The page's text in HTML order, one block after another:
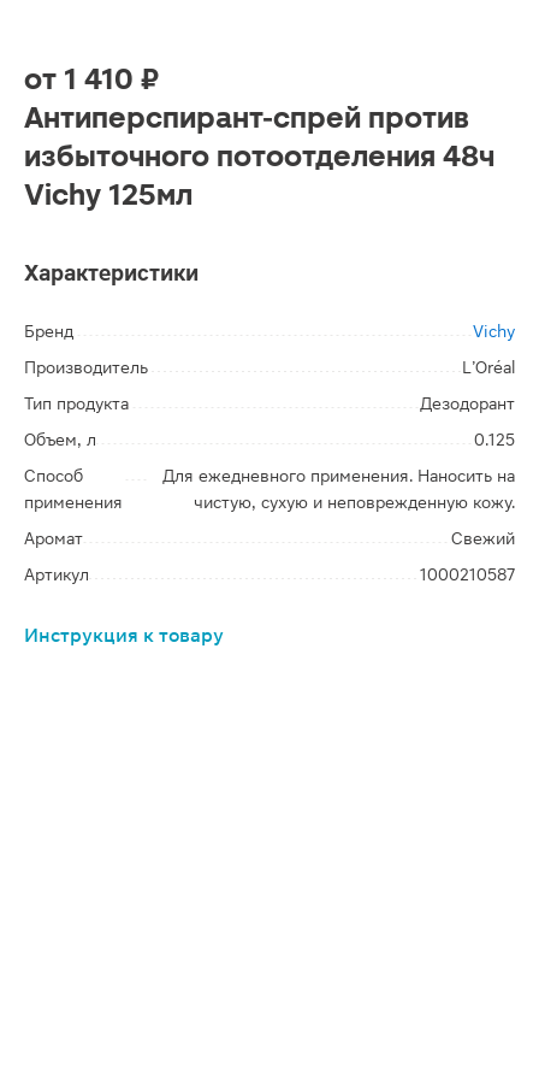
от 1 410 ₽
Антиперспирант-спрей против
избыточного потоотделения 48ч
Vichy 125мл
Характеристики
Бренд
Vichy
Производитель
L’Oréal
Тип продукта
Дезодорант
Объем, л
0.125
Способ
применения
Для ежедневного применения. Наносить на
чистую, сухую и неповрежденную кожу.
Аромат
Свежий
Артикул
1000210587
Инструкция к товару